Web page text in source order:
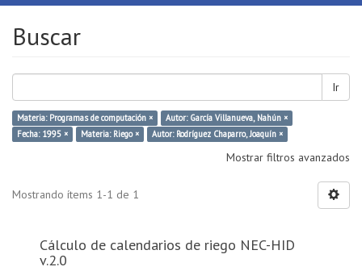
Buscar
Ir
Materia: Programas de computación ×
Autor: García Villanueva, Nahún ×
Fecha: 1995 ×
Materia: Riego × Autor: Rodríguez Chaparro, Joaquín ×
Mostrar filtros avanzados
Mostrando ítems 1-1 de 1
Cálculo de calendarios de riego NEC-HID
v.2.0